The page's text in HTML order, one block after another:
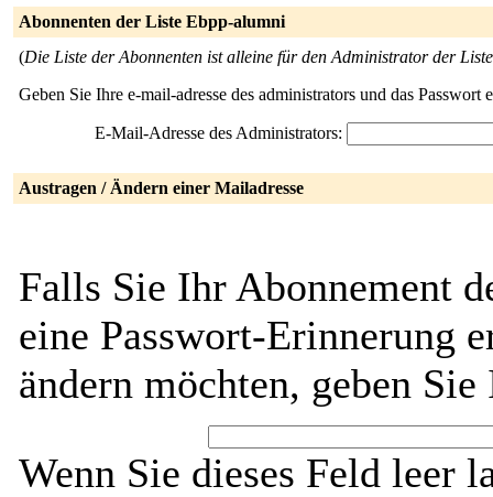
Abonnenten der Liste Ebpp-alumni
(Die Liste der Abonnenten ist alleine für den Administrator der
Geben Sie Ihre e-mail-adresse des administrators und das
E-Mail-Adresse des Administrators:
Austragen / Ändern einer Mailadresse
Falls Sie Ihr Abonnement
eine Passwort-Erinnerung
ändern möchten, geben
Wenn Sie dieses Feld leer